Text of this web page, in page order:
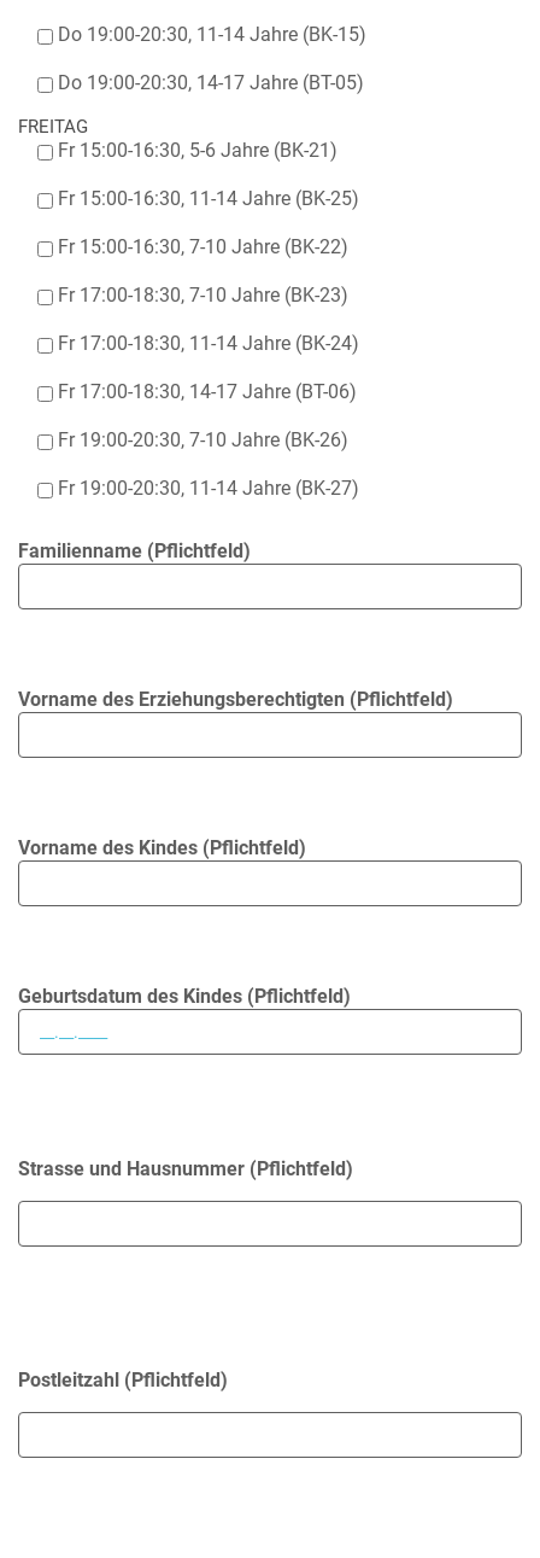
Do 19:00-20:30, 11-14 Jahre (BK-15)
Do 19:00-20:30, 14-17 Jahre (BT-05)
FREITAG
Fr 15:00-16:30, 5-6 Jahre (BK-21)
Fr 15:00-16:30, 11-14 Jahre (BK-25)
Fr 15:00-16:30, 7-10 Jahre (BK-22)
Fr 17:00-18:30, 7-10 Jahre (BK-23)
Fr 17:00-18:30, 11-14 Jahre (BK-24)
Fr 17:00-18:30, 14-17 Jahre (BT-06)
Fr 19:00-20:30, 7-10 Jahre (BK-26)
Fr 19:00-20:30, 11-14 Jahre (BK-27)
Familienname (Pflichtfeld)
Vorname des Erziehungsberechtigten (Pflichtfeld)
Vorname des Kindes (Pflichtfeld)
Geburtsdatum des Kindes (Pflichtfeld)
Strasse und Hausnummer (Pflichtfeld)
Postleitzahl (Pflichtfeld)